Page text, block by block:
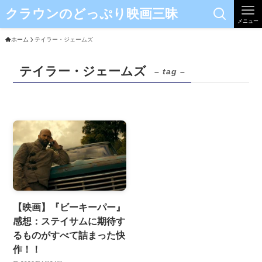
クラウンのどっぷり映画三昧 メニュー
ホーム テイラー・ジェームズ
テイラー・ジェームズ – tag –
【映画】『ビーキーパー』
感想：ステイサムに期待す
るものがすべて詰まった快
作！！